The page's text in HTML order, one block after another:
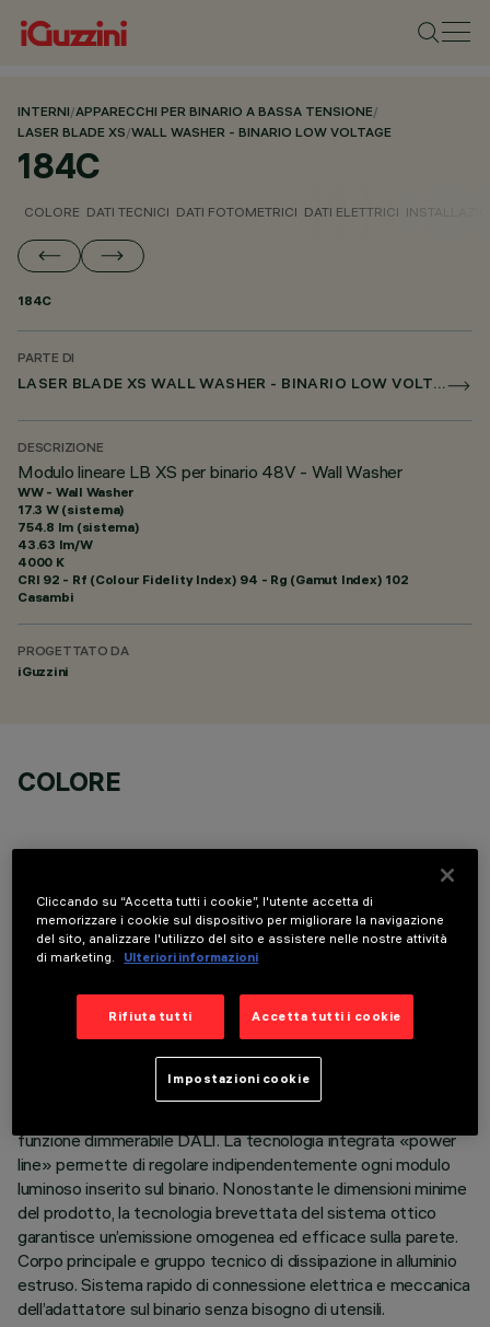
INTERNI/APPARECCHI PER BINARIO A BASSA TENSIONE/
LASER BLADE XS/WALL WASHER - BINARIO LOW VOLTAGE
184C
COLORE DATI TECNICI DATI FOTOMETRICI DATI ELETTRICI
184C
PARTE DI
LASER BLADE XS WALL WASHER - BINARIO LOW VOLTAGE
DESCRIZIONE
Modulo lineare LB XS per binario 48V - Wall Washer
WW - Wall Washer
17.3 W (sistema)
754.8 lm (sistema)
43.63 lm/W
4000 K
CRI 92 - Rf (Colour Fidelity Index) 94 - Rg (Gamut Index) 102
Casambi
PROGETTATO DA
iGuzzini
COLORE
DATI TECNICI
installazione su binario a bassa tensione 48V. L’adattatore in
funzione dimmerabile DALI. La tecnologia integrata «power
line» permette di regolare indipendentemente ogni modulo
luminoso inserito sul binario. Nonostante le dimensioni minime
del prodotto, la tecnologia brevettata del sistema ottico
garantisce un’emissione omogenea ed efficace sulla parete.
Corpo principale e gruppo tecnico di dissipazione in alluminio
estruso. Sistema rapido di connessione elettrica e meccanica
dell’adattatore sul binario senza bisogno di utensili.
Cliccando su “Accetta tutti i cookie”, l'utente accetta di
memorizzare i cookie sul dispositivo per migliorare la navigazione
del sito, analizzare l'utilizzo del sito e assistere nelle nostre attività
di marketing.
Ulteriori informazioni
Rifiuta tutti Accetta tutti i cookie
Impostazioni cookie